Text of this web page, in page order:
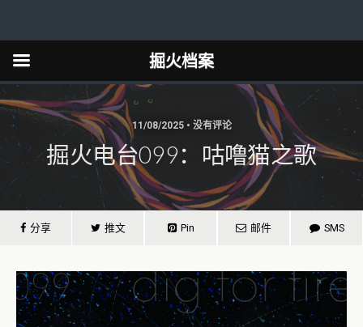
11/08/2025 • 没有评论
掘火电台099：咕噜猫之歌
分享 推文 Pin 邮件 SMS
掘火档案